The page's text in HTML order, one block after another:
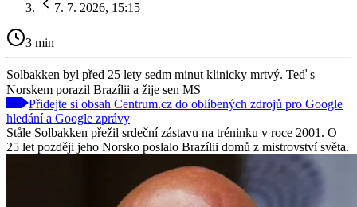
7. 7. 2026, 15:15
3 min
Solbakken byl před 25 lety sedm minut klinicky mrtvý. Teď s
Norskem porazil Brazílii a žije sen MS
Přidejte si obsah Centrum.cz do oblíbených zdrojů pro Google
hledání a Google zprávy
Ståle Solbakken přežil srdeční zástavu na tréninku v roce 2001. O
25 let později jeho Norsko poslalo Brazílii domů z mistrovství světa.